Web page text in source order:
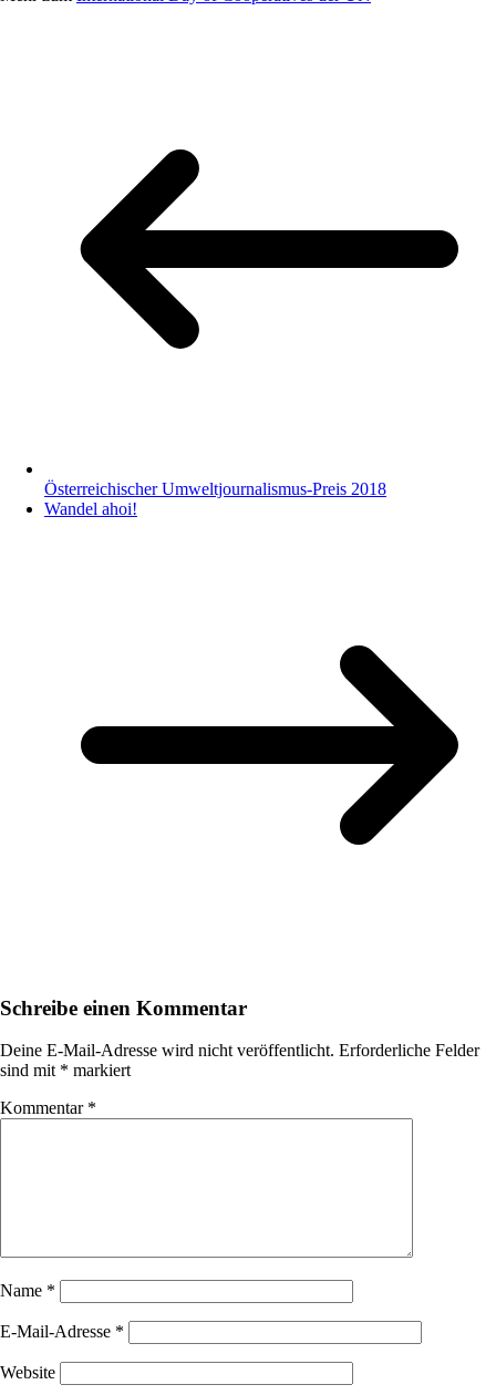
Österreichischer Umweltjournalismus-Preis 2018
Wandel ahoi!
Schreibe einen Kommentar
Deine E-Mail-Adresse wird nicht veröffentlicht. Erforderliche Felder
sind mit * markiert
Kommentar *
Name *
E-Mail-Adresse *
Website